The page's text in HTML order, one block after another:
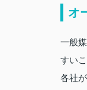
オ
一般
すい
各社